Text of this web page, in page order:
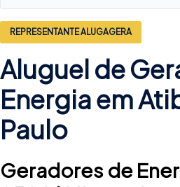
REPRESENTANTE ALUGAGERA
Aluguel de
Energia em
Paulo
Geradores de